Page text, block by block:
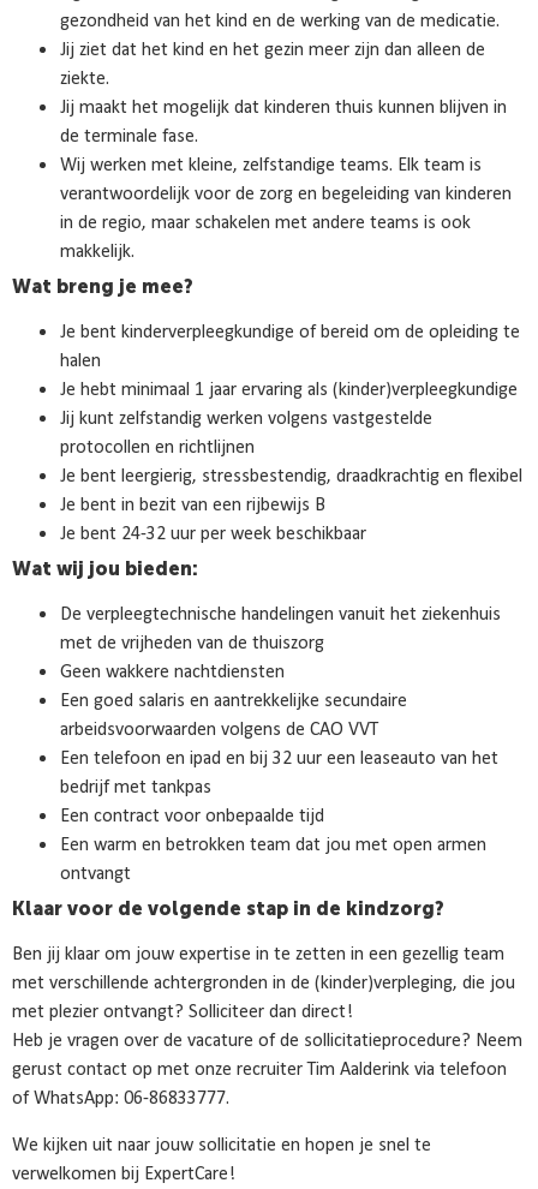
gezondheid van het kind en de werking van de medicatie.
Jij ziet dat het kind en het gezin meer zijn dan alleen de
ziekte.
Jij maakt het mogelijk dat kinderen thuis kunnen blijven in
de terminale fase.
Wij werken met kleine, zelfstandige teams. Elk team is
verantwoordelijk voor de zorg en begeleiding van kinderen
in de regio, maar schakelen met andere teams is ook
makkelijk.
Wat breng je mee?
Je bent kinderverpleegkundige of bereid om de opleiding te
halen
Je hebt minimaal 1 jaar ervaring als (kinder)verpleegkundige
Jij kunt zelfstandig werken volgens vastgestelde
protocollen en richtlijnen
Je bent leergierig, stressbestendig, draadkrachtig en flexibel
Je bent in bezit van een rijbewijs B
Je bent 24-32 uur per week beschikbaar
Wat wij jou bieden:
De verpleegtechnische handelingen vanuit het ziekenhuis
met de vrijheden van de thuiszorg
Geen wakkere nachtdiensten
Een goed salaris en aantrekkelijke secundaire
arbeidsvoorwaarden volgens de CAO VVT
Een telefoon en ipad en bij 32 uur een leaseauto van het
bedrijf met tankpas
Een contract voor onbepaalde tijd
Een warm en betrokken team dat jou met open armen
ontvangt
Klaar voor de volgende stap in de kindzorg?
Ben jij klaar om jouw expertise in te zetten in een gezellig team
met verschillende achtergronden in de (kinder)verpleging, die jou
met plezier ontvangt? Solliciteer dan direct!
Heb je vragen over de vacature of de sollicitatieprocedure? Neem
gerust contact op met onze recruiterTim Aalderinkvia telefoon
of WhatsApp: 06-86833777.
We kijken uit naar jouw sollicitatie en hopen je snel te
verwelkomen bij ExpertCare!